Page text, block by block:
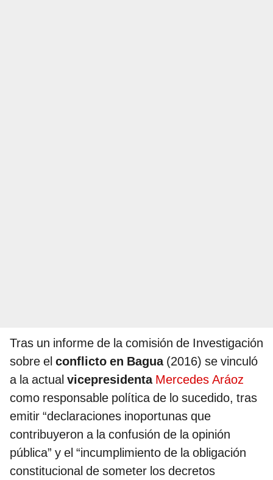
Tras un informe de la comisión de Investigación
sobre el conflicto en Bagua (2016) se vinculó
a la actual vicepresidenta Mercedes Aráoz
como responsable política de lo sucedido, tras
emitir “declaraciones inoportunas que
contribuyeron a la confusión de la opinión
pública” y el “incumplimiento de la obligación
constitucional de someter los decretos